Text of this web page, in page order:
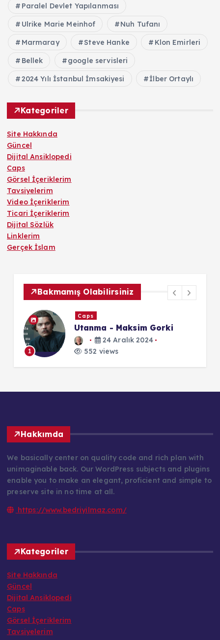
Paralel Devlet Yapılanması
Ulrike Marie Meinhof Nuh Tufanı
Marmaray Steve Hanke Klon Emirleri
Bellek google servisleri
2024 Yılı İstanbul İmsakiyesi İlber Ortaylı
Kategoriler
Site Hakkında
Güncel
Dijital Ansiklopedi
Caps
Görsel İçeriklerim
Tavsiyelerim
Video İçeriklerim
Ticari İçeriklerim
Dijital Sözlük
Linklerim
Gerçek İslam
Bakmamış Olabilirsiniz
1
Caps
Utanma - Maksim Gorki
24 Aralık 2024
552 views
Hakkımda
We basically center on quality code and rich plan with
unimaginable back. Our WordPress subjects and plugins
enable you to make an elegant, proficient and simple to
preserve site in no time at all.
https://www.bedriyilmaz.com/
Kategoriler
Site Hakkında
Güncel
Dijital Ansiklopedi
Caps
Görsel İçeriklerim
Tavsiyelerim